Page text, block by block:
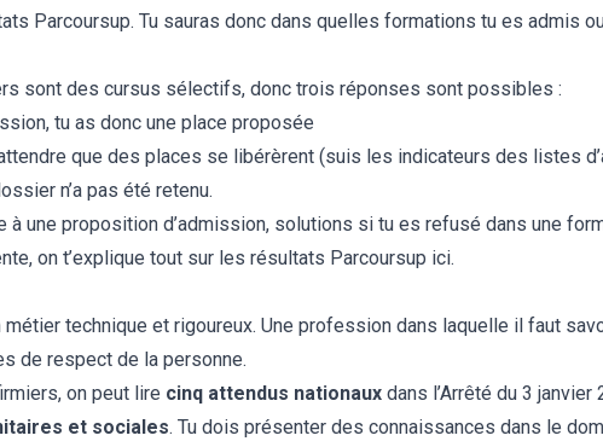
Parcoursup. Tu sauras donc dans quelles formations tu es admis
sont des cursus sélectifs, donc trois réponses sont possibles :
tu as donc une place proposée
que des places se libérèrent (suis les indicateurs des listes
n’a pas été retenu.
à une proposition d’admission, solutions si tu es refusé dans une
on t’explique tout sur les résultats Parcoursup ici.
métier technique et rigoureux. Une profession dans laquelle il faut
de respect de la personne.
on peut lire cinq attendus nationaux dans l’Arrêté du 3 janvier
et sociales. Tu dois présenter des connaissances dans le